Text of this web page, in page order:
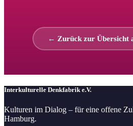
← Zurück zur Übersicht
Interkulturelle Denkfabrik e.V.
Kulturen im Dialog – für eine offene
Hamburg.